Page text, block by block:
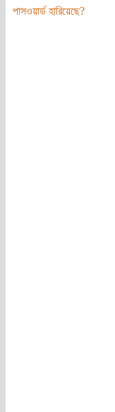
পাসওয়ার্ড হারিয়েছে?